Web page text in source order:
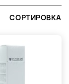
СОРТИРОВКА